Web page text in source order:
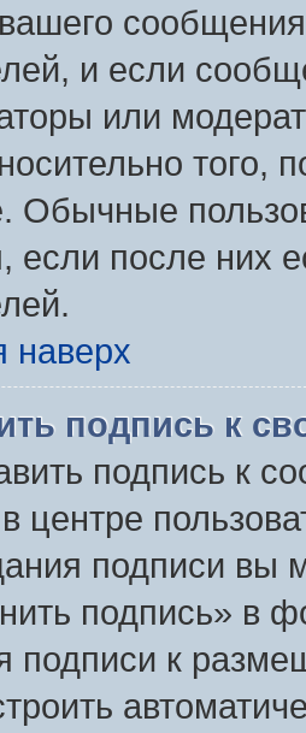
и если
или
Обычные
если после них
наверх
подпись к
подпись к
центре
подписи вы
подпись» в
подписи к